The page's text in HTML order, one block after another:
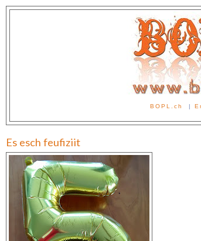
BOPL.ch |
Es esch feufiziit